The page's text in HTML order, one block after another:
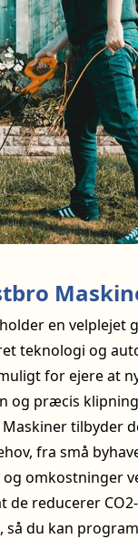
en velplejet
teknologi og
for ejere at
og præcis
tilbyder
fra små
omkostninger
reducerer
du kan